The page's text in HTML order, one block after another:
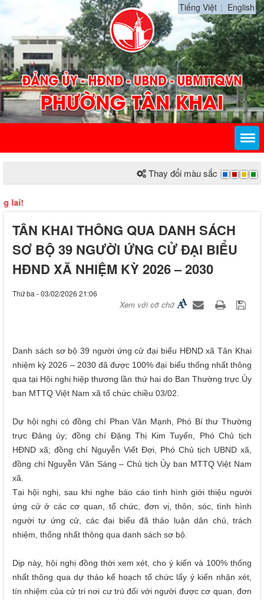
Tiếng Việt English
Thay đổi màu sắc
TÂN KHAI THÔNG QUA DANH SÁCH
SƠ BỘ 39 NGƯỜI ỨNG CỬ ĐẠI BIỂU
HĐND XÃ NHIỆM KỲ 2026 – 2030
Thứ ba - 03/02/2026 21:06
Xem với cỡ chữ
Danh sách sơ bộ 39 người ứng cử đại biểu HĐND xã Tân Khai
nhiệm kỳ 2026 – 2030 đã được 100% đại biểu thống nhất thông
qua tại Hội nghị hiệp thương lần thứ hai do Ban Thường trực Ủy
ban MTTQ Việt Nam xã tổ chức chiều 03/02.
Dự hội nghị có đồng chí Phan Văn Mạnh, Phó Bí thư Thường
trực Đảng ủy; đồng chí Đặng Thị Kim Tuyến, Phó Chủ tịch
HĐND xã; đồng chí Nguyễn Viết Đợi, Phó Chủ tịch UBND xã,
đồng chí Nguyễn Văn Sáng – Chủ tịch Ủy ban MTTQ Việt Nam
xã.
Tại hội nghị, sau khi nghe báo cáo tình hình giới thiệu người
ứng cử ở các cơ quan, tổ chức, đơn vị, thôn, sóc, tình hình
người tự ứng cử, các đại biểu đã thảo luận dân chủ, trách
nhiệm, thống nhất thông qua danh sách sơ bộ.
Dịp này, hội nghị đồng thời xem xét, cho ý kiến và 100% thống
nhất thông qua dự thảo kế hoạch tổ chức lấy ý kiến nhận xét,
tín nhiệm của cử tri nơi cư trú đối với người được cơ quan, đơn